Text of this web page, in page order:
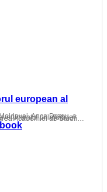
european al
prilejuit de aniversarea a 34 de ani de la fondarea Academiei de Studii…